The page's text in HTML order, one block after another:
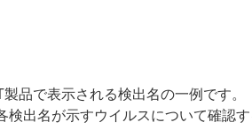
品で表示される検出名の一例です。
検出名が示すウイルスについて確認